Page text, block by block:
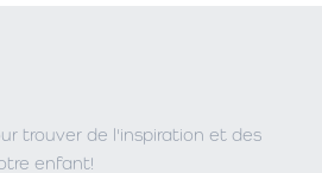
trouver de l'inspiration et des
enfant!